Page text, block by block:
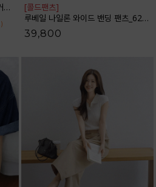
[FRANCAIS] 케론 데미지 워싱 커브라인 와이드 데님팬츠_F6H479DP
)
[콜드팬츠]
루베일 나일론 와이드 밴딩 팬츠_62PT2616
39,800